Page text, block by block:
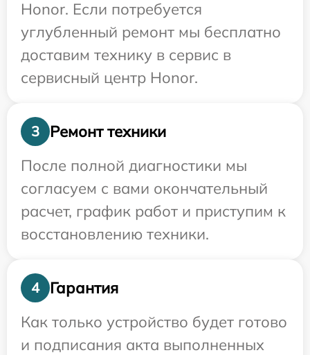
Honor. Если потребуется
углубленный ремонт мы бесплатно
доставим технику в сервис в
сервисный центр Honor.
3
Ремонт техники
После полной диагностики мы
согласуем с вами окончательный
расчет, график работ и приступим к
восстановлению техники.
4
Гарантия
Как только устройство будет готово
и подписания акта выполненных